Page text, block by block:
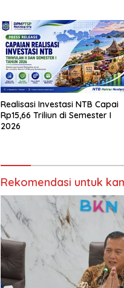
Realisasi Investasi NTB Capai
Rp15,66 Triliun di Semester I
2026
Rekomendasi untuk